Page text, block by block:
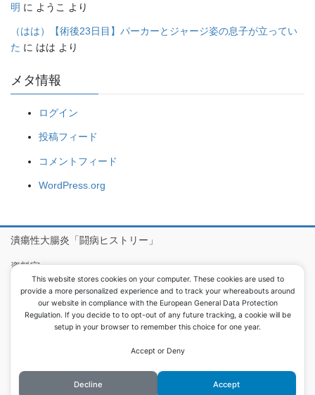
明 に ようこ より
（はは）【術後23日目】パーカーとジャージ姿の息子が立ってい
た に はは より
メタ情報
ログイン
投稿フィード
コメントフィード
WordPress.org
潰瘍性大腸炎「闘病ヒストリー」
資料室
病院食アルバム
Copyright © 息子が潰瘍性大腸炎で大腸を取りました All Rights
Reserved.
Expansion Unit
This website stores cookies on your computer. These cookies are used to
provide a more personalized experience and to track your whereabouts around
our website in compliance with the European General Data Protection
Regulation. If you decide to to opt-out of any future tracking, a cookie will be
setup in your browser to remember this choice for one year.
Accept or Deny
Decline Accept